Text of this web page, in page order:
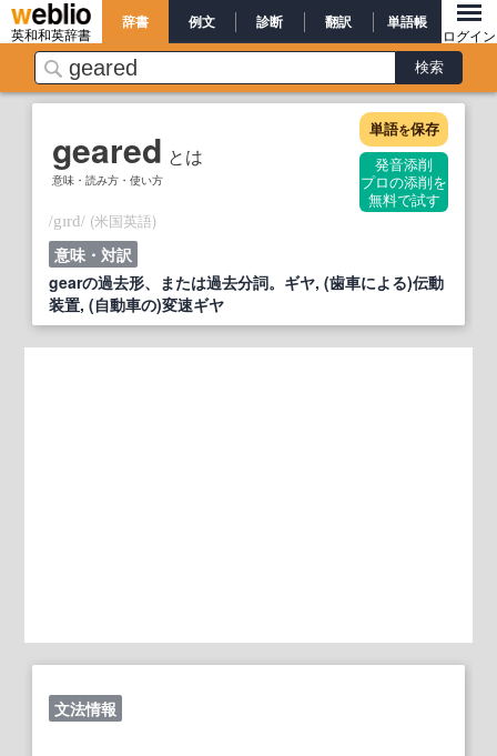
英和和英辞書
辞書 例文 診断 翻訳 単語帳
ログイン
geared とは
意味・読み方・使い方
単語を保存
発音添削
プロの添削を
無料で試す
/gɪrd/ (米国英語)
意味・対訳
gearの過去形、または過去分詞。ギヤ, (歯車による)伝動
装置, (自動車の)変速ギヤ
文法情報